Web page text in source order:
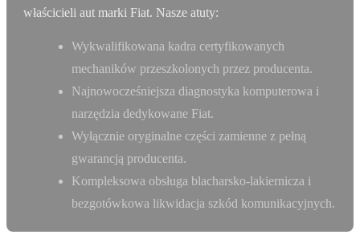
właścicieli aut marki Fiat. Nasze atuty:
Wykwalifikowana kadra certyfikowanych
mechaników przeszkolonych przez producenta.
Najnowocześniejsza diagnostyka komputerowa i
narzędzia dedykowane Fiat.
Wyłącznie oryginalne części zamienne z pełną
gwarancją producenta.
Kompleksowa obsługa blacharsko-lakiernicza i
bezgotówkowa likwidacja szkód komunikacyjnych.